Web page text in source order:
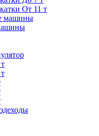
От 11 т
машины